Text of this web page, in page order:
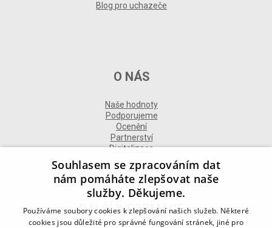
Blog pro uchazeče
O NÁS
Naše hodnoty
Podporujeme
Ocenění
Partnerství
Digitalizace
DALŠÍ INFORMACE
Souhlasem se zpracováním dat
nám pomáháte zlepšovat naše
služby. Děkujeme.
Používáme soubory cookies k zlepšování našich služeb. Některé
cookies jsou důležité pro správné fungování stránek, jiné pro